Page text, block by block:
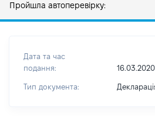
Пройшла автоперевірку:
Дата та час
подання:
16.03.2020
Тип документа: